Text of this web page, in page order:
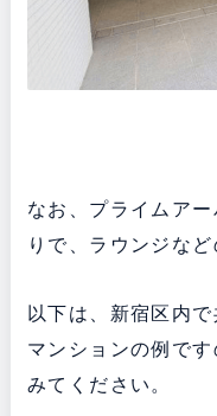
なお、プライムア
りで、ラウンジな
以下は、新宿区内
マンションの例で
みてください。